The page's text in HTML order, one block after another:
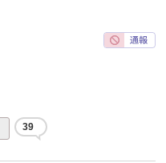
39